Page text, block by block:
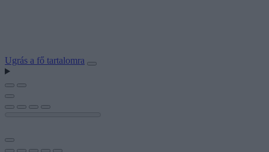
Ugrás a fő tartalomra